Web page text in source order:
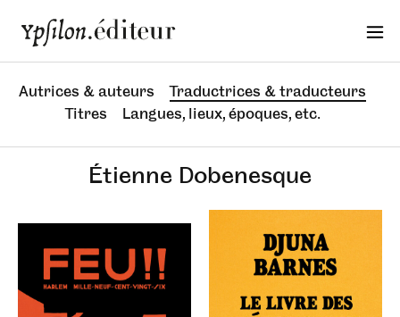
Autrices & auteurs
Traductrices & traducteurs
Titres
Langues, lieux, époques, etc.
Étienne Dobenesque